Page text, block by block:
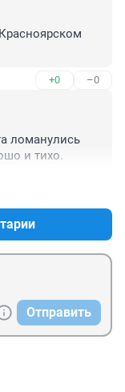
+0 –0
ломанулись
и тихо.
Отправить